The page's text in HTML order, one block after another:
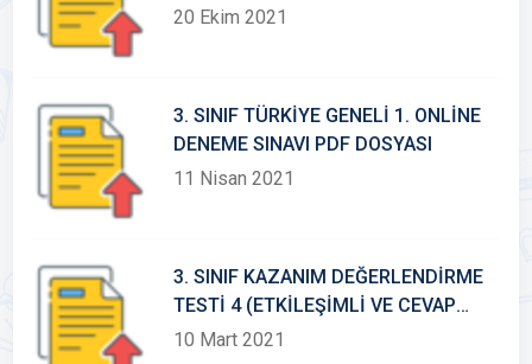
20 Ekim 2021
3. SINIF TÜRKİYE GENELİ 1. ONLİNE
DENEME SINAVI PDF DOSYASI
11 Nisan 2021
3. SINIF KAZANIM DEĞERLENDİRME
TESTİ 4 (ETKİLEŞİMLİ VE CEVAP
ANAHTARLI)
10 Mart 2021